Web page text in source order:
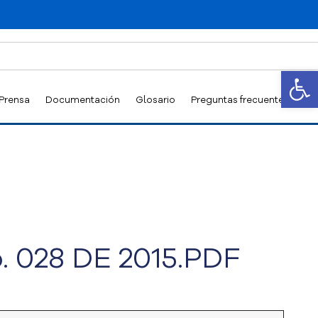
Documentación Glosario Preguntas frecuentes
DE 2015.PDF